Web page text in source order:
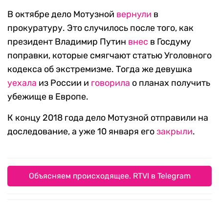
В октябре дело Мотузной вернули в
прокуратуру. Это случилось после того, как
президент Владимир Путин внес в Госдуму
поправки, которые смягчают статью Уголовного
кодекса об экстремизме. Тогда же девушка
уехала из России и говорила о планах получить
убежище в Европе.
К концу 2018 года дело Мотузной отправили на
доследование, а уже 10 января егозакрыли.
Объясняем происходящее. RTVI в Telegram